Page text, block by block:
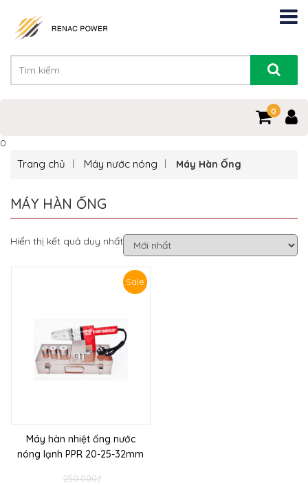
0
0
Trang chủ Máy nước nóng Máy Hàn Ống
MÁY HÀN ỐNG
Hiển thị kết quả duy nhất
Sale
Máy hàn nhiệt ống nước
nóng lạnh PPR 20-25-32mm
₫
250.000